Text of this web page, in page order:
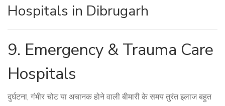
Hospitals in Dibrugarh
9. Emergency & Trauma Care
Hospitals
दुर्घटना, गंभीर चोट या अचानक होने वाली बीमारी के समय तुरंत इलाज बहुत